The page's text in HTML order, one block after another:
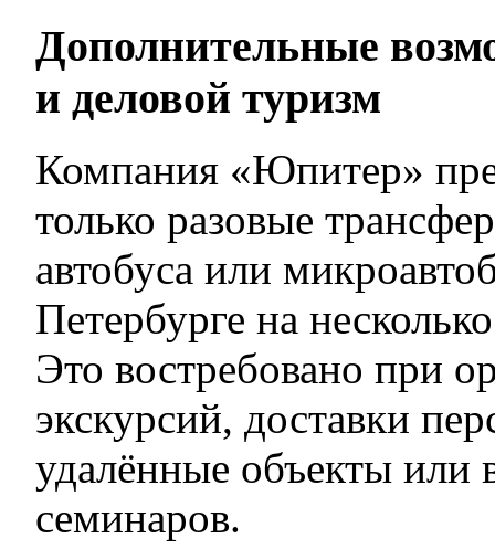
Дополнительные
и деловой туризм
Компания «Юпитер»
только разовые
автобуса или
Петербурге на
Это востребовано при
экскурсий, доставки
удалённые объекты или
семинаров.